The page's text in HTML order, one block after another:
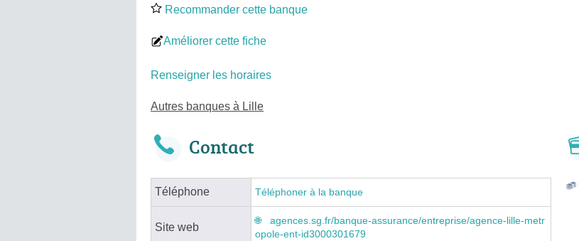
Recommander cette banque
Améliorer cette fiche
Renseigner les horaires
Autres banques à Lille
Contact
Téléphone Téléphoner à la banque
Site web
agences.sg.fr/banque-assurance/entreprise/agence-lille-metr
opole-ent-id3000301679